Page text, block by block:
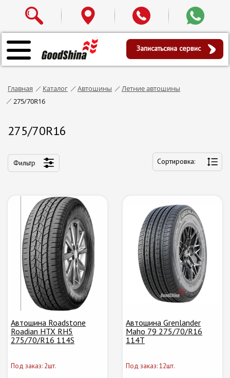
Записатьсяна сервис
Главная Каталог Автошины
Летние автошины
275/70R16
275/70R16
Фильтр Сортировка:
Автошина Roadstone
Roadian HTX RH5
275/70/R16 114S
Под заказ: 2шт.
Автошина Grenlander
Maho 79 275/70/R16
114T
Под заказ: 12шт.